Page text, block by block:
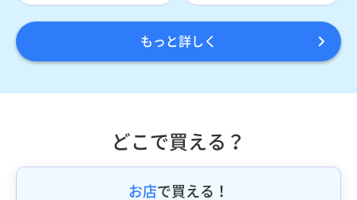
もっと詳しく
どこで買える？
お店で買える！